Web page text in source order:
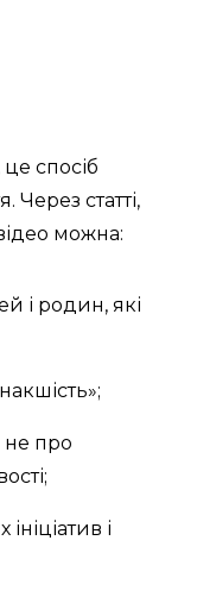
спосіб
статті,
можна:
і родин, які
не про
і